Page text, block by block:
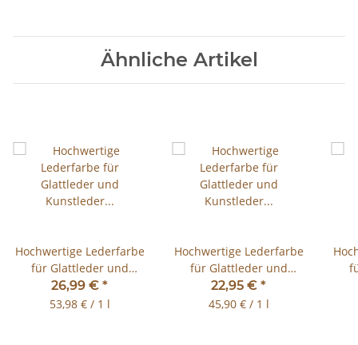
Ähnliche Artikel
Hochwertige Lederfarbe
für Glattleder und
Kunstleder Marineblau /
NavyBlue 500ml
26,99 € *
53,98 € / 1 l
Hochwertige Lederfarbe
für Glattleder und
Kunstleder Schwarz
500ml
22,95 € *
45,90 € / 1 l